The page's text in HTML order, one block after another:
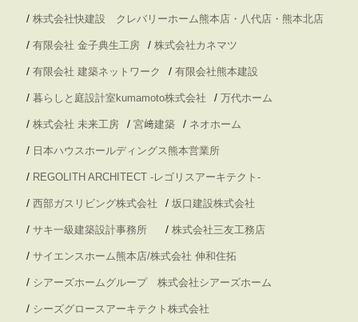
/ 株式会社快建設 クレバリーホーム熊本店・八代店・熊本北店
/ 有限会社 金子典生工房 / 株式会社カネマツ
/ 有限会社 建築ネットワーク / 有限会社熊本建設
/ 暮らしと庭設計室kumamoto株式会社 / 万代ホーム
/ 株式会社 未来工房 / 宮﨑建築 / ネオホーム
/ 日本ハウスホールディングス熊本営業所
/ REGOLITH ARCHITECT -レゴリスアーキテクト-
/ 西部ガスリビング株式会社 / 坂口建設株式会社
/ サキ一級建築設計事務所 / 株式会社三友工務店
/ サイエンスホーム熊本店/株式会社 伸和住拓
/ シアーズホームグループ 株式会社シアーズホーム
/ シーズグロースアーキテクト株式会社